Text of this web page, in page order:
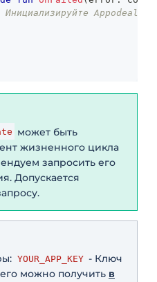
Appodeal
может быть
жизненного цикла
запросить его
Допускается
YOUR_APP_KEY - Ключ
можно получить в